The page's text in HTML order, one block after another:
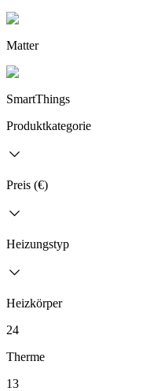
Matter
SmartThings
Produktkategorie
Preis (€)
Heizungstyp
Heizkörper
24
Therme
13